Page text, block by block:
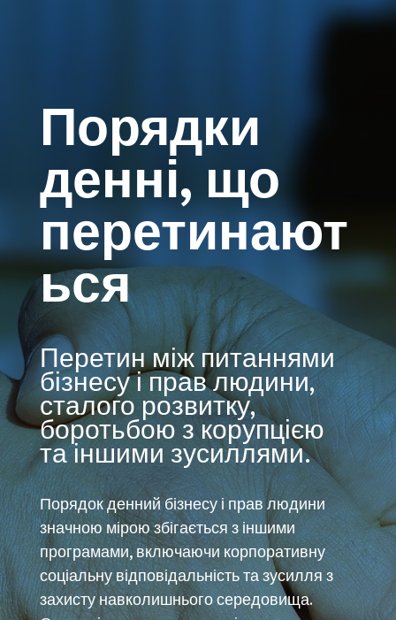
Порядки
денні, що
перетинают
ься
Перетин між питаннями
бізнесу і прав людини,
сталого розвитку,
боротьбою з корупцією
та іншими зусиллями.
Порядок денний бізнесу і прав людини
значною мірою збігається з іншими
програмами, включаючи корпоративну
соціальну відповідальність та зусилля з
захисту навколишнього середовища.